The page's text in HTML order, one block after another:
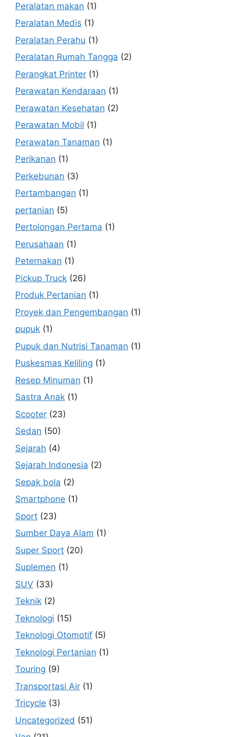
Peralatan makan (1)
Peralatan Medis (1)
Peralatan Perahu (1)
Peralatan Rumah Tangga (2)
Perangkat Printer (1)
Perawatan Kendaraan (1)
Perawatan Kesehatan (2)
Perawatan Mobil (1)
Perawatan Tanaman (1)
Perikanan (1)
Perkebunan (3)
Pertambangan (1)
pertanian (5)
Pertolongan Pertama (1)
Perusahaan (1)
Peternakan (1)
Pickup Truck (26)
Produk Pertanian (1)
Proyek dan Pengembangan (1)
pupuk (1)
Pupuk dan Nutrisi Tanaman (1)
Puskesmas Keliling (1)
Resep Minuman (1)
Sastra Anak (1)
Scooter (23)
Sedan (50)
Sejarah (4)
Sejarah Indonesia (2)
Sepak bola (2)
Smartphone (1)
Sport (23)
Sumber Daya Alam (1)
Super Sport (20)
Suplemen (1)
SUV (33)
Teknik (2)
Teknologi (15)
Teknologi Otomotif (5)
Teknologi Pertanian (1)
Touring (9)
Transportasi Air (1)
Tricycle (3)
Uncategorized (51)